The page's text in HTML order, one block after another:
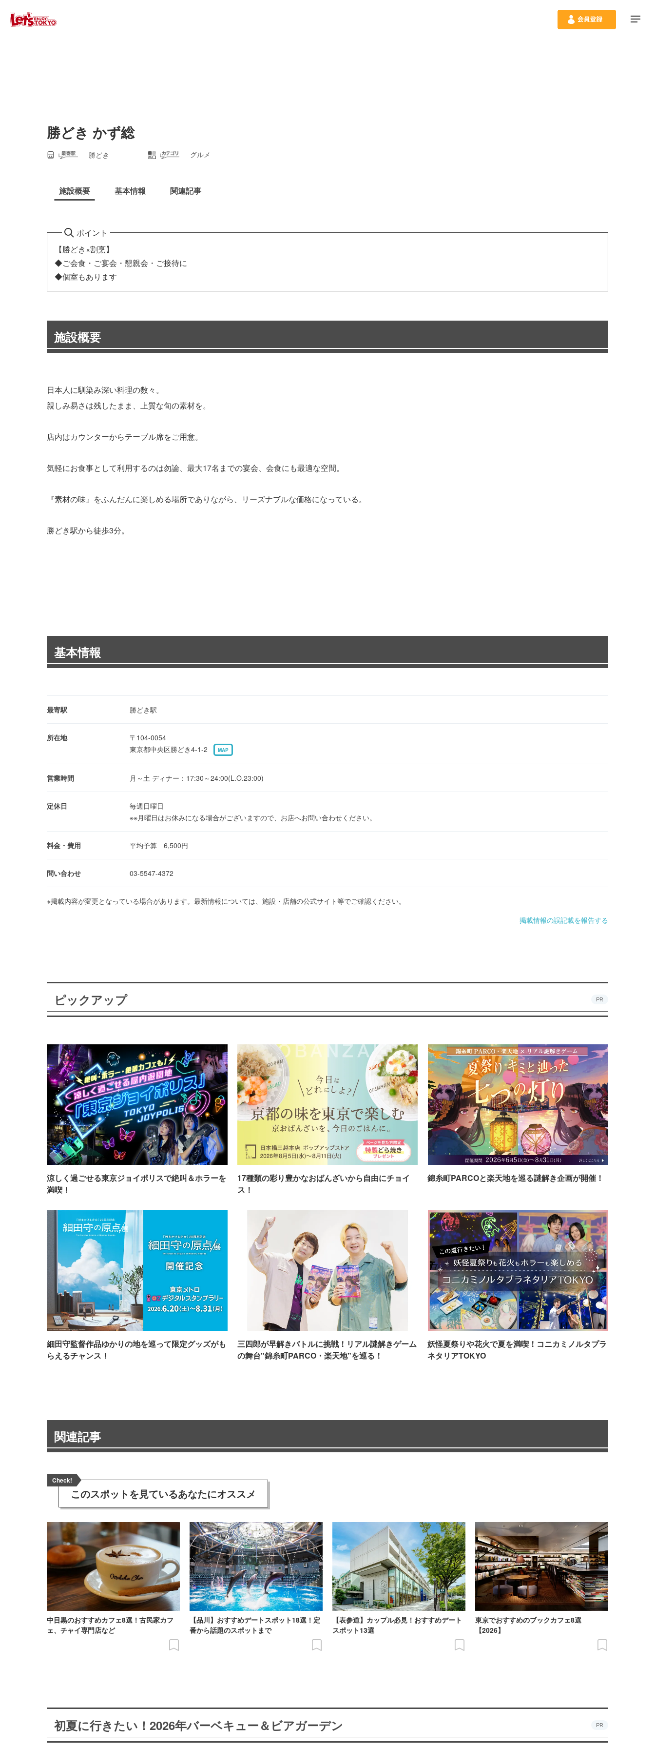
勝どき かず総
勝どき グルメ
施設概要 基本情報 関連記事
ポイント
【勝どき×割烹】
◆ご会食・ご宴会・懇親会・ご接待に
◆個室もあります
施設概要
日本人に馴染み深い料理の数々。
親しみ易さは残したまま、上質な旬の素材を。
店内はカウンターからテーブル席をご用意。
気軽にお食事として利用するのは勿論、最大17名までの宴会、会食にも最適な空間。
『素材の味』をふんだんに楽しめる場所でありながら、リーズナブルな価格になっている。
勝どき駅から徒歩3分。
基本情報
最寄駅 勝どき駅
所在地
〒104-0054
東京都中央区勝どき4-1-2
MAP
営業時間 月～土 ディナー：17:30～24:00(L.O.23:00)
定休日
毎週日曜日
※※月曜日はお休みになる場合がございますので、お店へお問い合わせください。
料金・費用 平均予算 6,500円
問い合わせ 03-5547-4372
※掲載内容が変更となっている場合があります。最新情報については、施設・店舗の公式サイト等でご確認ください。
掲載情報の誤記載を報告する
ピックアップ PR
涼しく過ごせる東京ジョイポリスで絶叫＆ホラーを
満喫！
17種類の彩り豊かなおばんざいから自由にチョイ
ス！
錦糸町PARCOと楽天地を巡る謎解き企画が開催！
細田守監督作品ゆかりの地を巡って限定グッズがも
らえるチャンス！
三四郎が早解きバトルに挑戦！リアル謎解きゲーム
の舞台"錦糸町PARCO・楽天地"を巡る！
妖怪夏祭りや花火で夏を満喫！コニカミノルタプラ
ネタリアTOKYO
関連記事
Check!
このスポットを見ているあなたにオススメ
中目黒のおすすめカフェ8選！古民家カフ
ェ、チャイ専門店など
【品川】おすすめデートスポット18選！定
番から話題のスポットまで
【表参道】カップル必見！おすすめデート
スポット13選
東京でおすすめのブックカフェ8選
【2026】
初夏に行きたい！2026年バーベキュー＆ビアガーデン PR